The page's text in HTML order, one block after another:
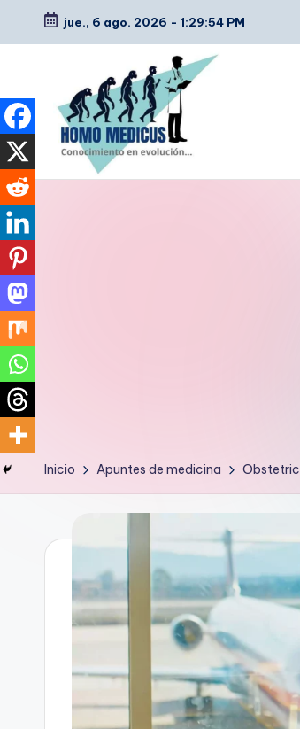
Saltar
contenido
jue., 6 ago. 2026 - 1:29:55 PM
i
c
u
Inicio Apuntes de medicina